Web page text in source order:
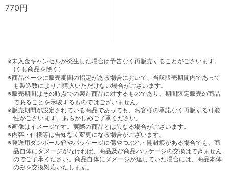
770円
※未入金キャンセルが発生した場合は予告なく再販売することがございます。
(くじ商品を除く）
※商品ページに販売期間の指定がある場合において、当該販売期間内であって
も製造数によりご購入いただけない場合がございます。
※販売期間はその時点での製造商品に対するものであり、期間限定販売の商品
であることを示唆するものではございません。
※販売期間が設定されている商品であっても、お客様の承諾なく再販する可能
性がございます。あらかじめご了承ください。
※画像はイメージです。実際の商品とは異なる場合がございます。
※内容・仕様等は告知なく変更になる場合がございます。
※発送用ダンボール箱やパッケージに傷やつぶれ・開封痕がある場合でも、商
品自体にダメージがなければ、商品及び商品パッケージの交換はできません
のでご了承ください。商品自体にダメージが達していた場合には、商品本体
のみを交換対応いたします。